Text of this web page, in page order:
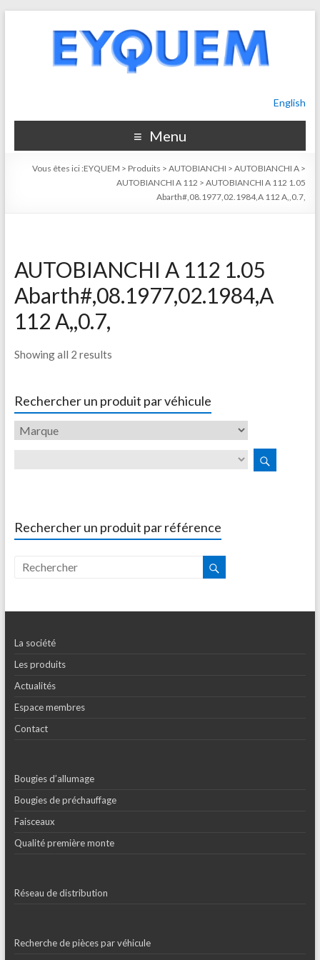
English
Menu
Vous êtes ici :EYQUEM > Produits >AUTOBIANCHI >AUTOBIANCHI A >
AUTOBIANCHI A 112 >AUTOBIANCHI A 112 1.05
Abarth#,08.1977,02.1984,A 112 A,,0.7,
AUTOBIANCHI A 112 1.05
Abarth#,08.1977,02.1984,A
112 A,,0.7,
Showing all 2 results
Rechercher un produit par véhicule
Rechercher un produit par référence
La société
Les produits
Actualités
Espace membres
Contact
Bougies d’allumage
Bougies de préchauffage
Faisceaux
Qualité première monte
Réseau de distribution
Recherche de pièces par véhicule